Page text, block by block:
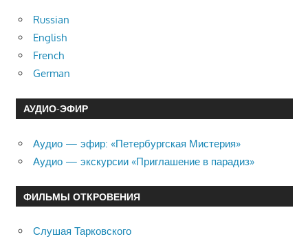
Russian
English
French
German
АУДИО-ЭФИР
Аудио — эфир: «Петербургская Мистерия»
Аудио — экскурсии «Приглашение в парадиз»
ФИЛЬМЫ ОТКРОВЕНИЯ
Слушая Тарковского